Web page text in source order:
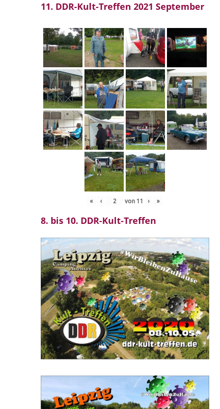
11. DDR-Kult-Treffen 2021 September
« ‹ von 11 › »
8. bis 10. DDR-Kult-Treffen